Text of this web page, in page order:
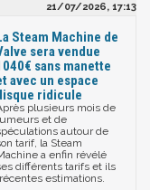
21/07/2026, 17:13
Steam Machine de
sera vendue
sans manette
avec un espace
ridicule
plusieurs mois de
et de
autour de
tarif, la Steam
a enfin révélé
différents tarifs et ils
estimations.